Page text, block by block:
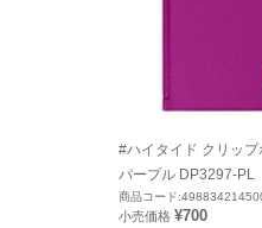
#ハイタイド クリッ
パープル DP3297-PL
商品コード
小売価格 ¥700